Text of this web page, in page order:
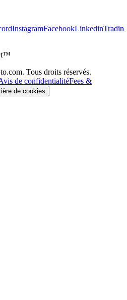
InstagramFacebookLinkedinTradin
Tous droits réservés.
de confidentialitéFees &
de cookies